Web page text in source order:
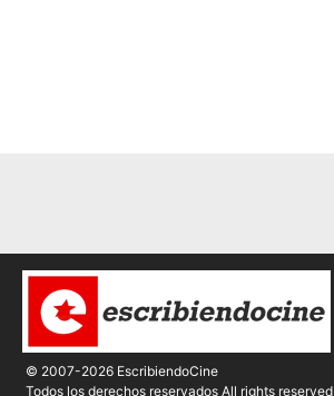
© 2007-2026 EscribiendoCine
Todos los derechos reservados All rights reserved